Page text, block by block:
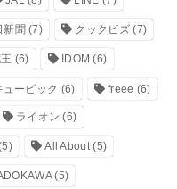
新聞 (7) クックビズ(7)
(6) IDOM (6)
ュービック (6) freee (6)
ライオン (6)
All About(5)
(5)